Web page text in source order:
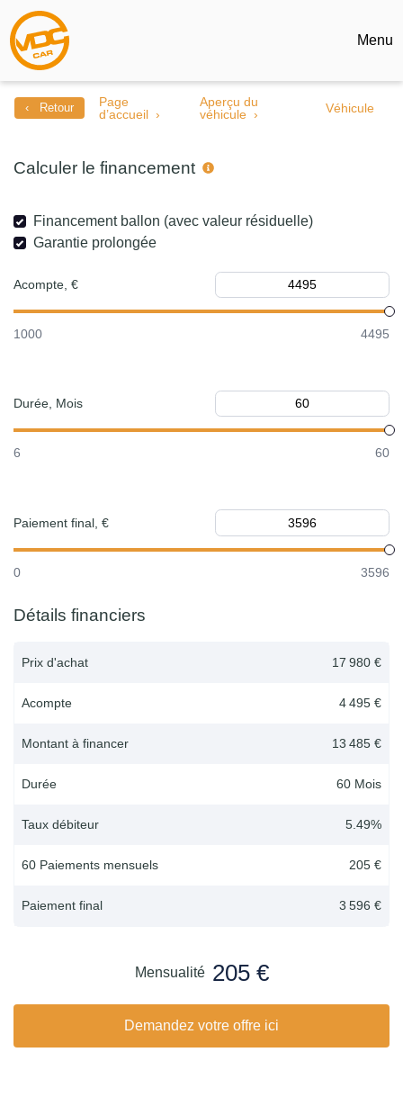
Menu
‹ Retour
Page
d’accueil
Aperçu du
véhicule
Véhicule
Calculer le financement
Financement ballon (avec valeur résiduelle)
Garantie prolongée
Acompte, €
1000 4495
Durée, Mois
6 60
Paiement final, €
0 3596
Détails financiers
Prix d'achat 17 980 €
Acompte 4 495 €
Montant à financer 13 485 €
Durée 60 Mois
Taux débiteur 5.49%
60 Paiements mensuels 205 €
Paiement final 3 596 €
Mensualité 205 €
Demandez votre offre ici